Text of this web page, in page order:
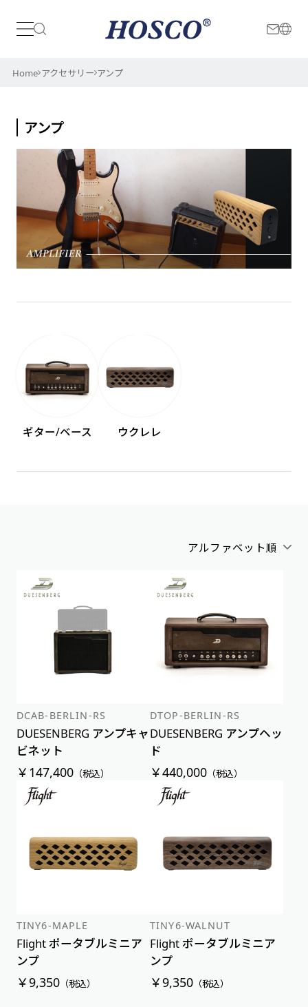
日本
Home アクセサリー アンプ
アンプ
ギター/ベース ウクレレ
アルファベット順
アルファベット順
価格が安い順
価格が高い順
DCAB-BERLIN-RS
DUESENBERG アンプキャ
ビネット
￥147,400（税込）
DTOP-BERLIN-RS
DUESENBERG アンプヘッ
ド
￥440,000 （税込）
TINY6-MAPLE
Flight ポータブルミニア
ンプ
￥9,350（税込）
TINY6-WALNUT
Flight ポータブルミニア
ンプ
￥9,350 （税込）